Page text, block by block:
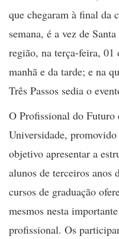
que chegaram à final da
semana, é a vez de
região, na terça-feira, 01
manhã e da tarde; e na
Três Passos sedia o
O Profissional do
Universidade,
objetivo apresentar a
alunos de terceiros anos
cursos de graduação
mesmos nesta
profissional. Os